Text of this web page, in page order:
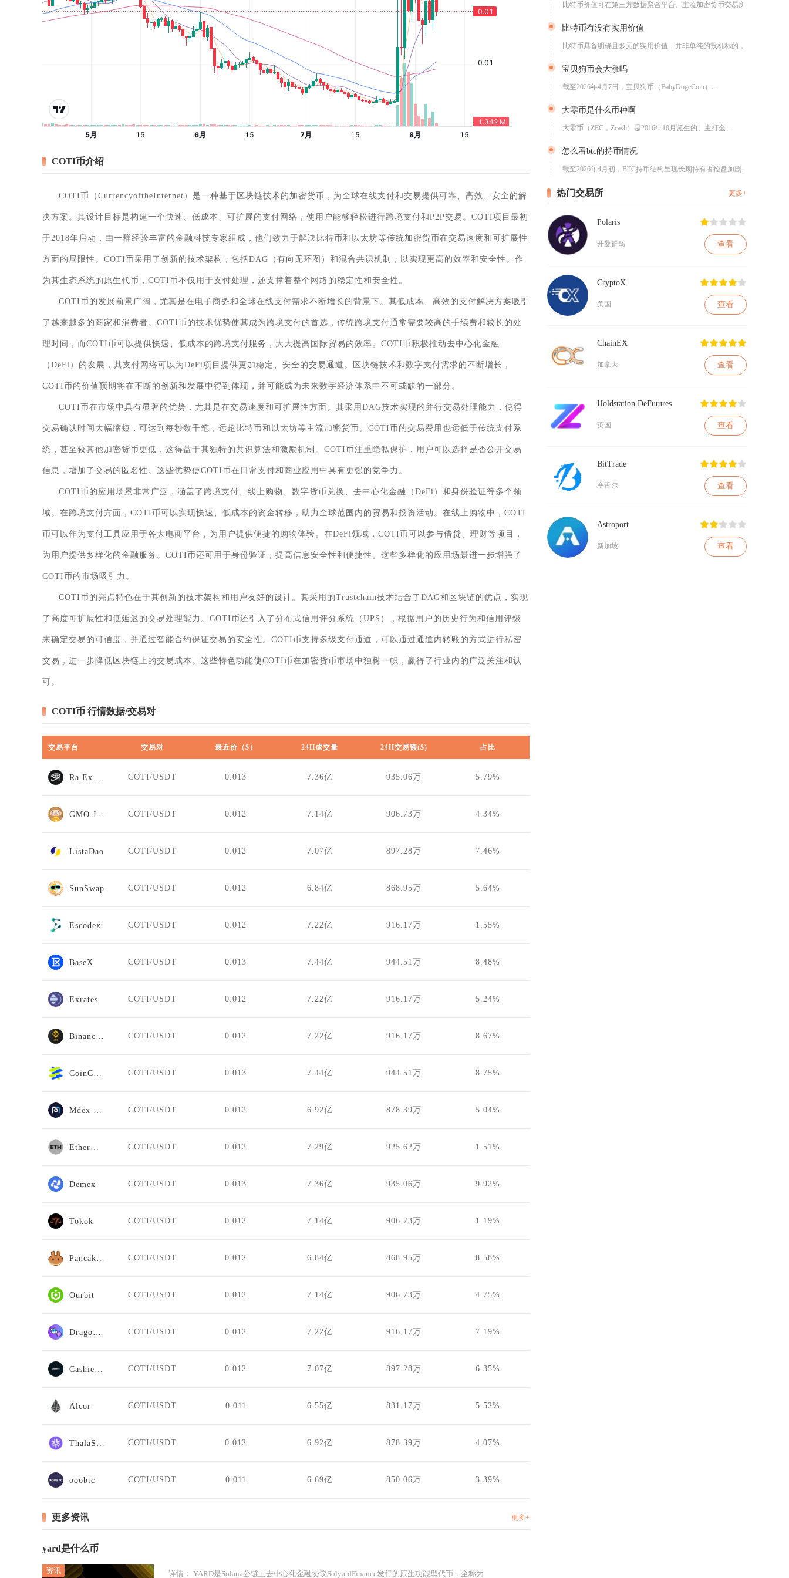
COTI币介绍
COTI币（CurrencyoftheInternet）是一种基于区块链技术的加密货币，为全球在线支付和交易提供可靠、高效、安全的解
决方案。其设计目标是构建一个快速、低成本、可扩展的支付网络，使用户能够轻松进行跨境支付和P2P交易。COTI项目最初
于2018年启动，由一群经验丰富的金融科技专家组成，他们致力于解决比特币和以太坊等传统加密货币在交易速度和可扩展性
方面的局限性。COTI币采用了创新的技术架构，包括DAG（有向无环图）和混合共识机制，以实现更高的效率和安全性。作
为其生态系统的原生代币，COTI币不仅用于支付处理，还支撑着整个网络的稳定性和安全性。
COTI币的发展前景广阔，尤其是在电子商务和全球在线支付需求不断增长的背景下。其低成本、高效的支付解决方案吸引
了越来越多的商家和消费者。COTI币的技术优势使其成为跨境支付的首选，传统跨境支付通常需要较高的手续费和较长的处
理时间，而COTI币可以提供快速、低成本的跨境支付服务，大大提高国际贸易的效率。COTI币积极推动去中心化金融
（DeFi）的发展，其支付网络可以为DeFi项目提供更加稳定、安全的交易通道。区块链技术和数字支付需求的不断增长，
COTI币的价值预期将在不断的创新和发展中得到体现，并可能成为未来数字经济体系中不可或缺的一部分。
COTI币在市场中具有显著的优势，尤其是在交易速度和可扩展性方面。其采用DAG技术实现的并行交易处理能力，使得
交易确认时间大幅缩短，可达到每秒数千笔，远超比特币和以太坊等主流加密货币。COTI币的交易费用也远低于传统支付系
统，甚至较其他加密货币更低，这得益于其独特的共识算法和激励机制。COTI币注重隐私保护，用户可以选择是否公开交易
信息，增加了交易的匿名性。这些优势使COTI币在日常支付和商业应用中具有更强的竞争力。
COTI币的应用场景非常广泛，涵盖了跨境支付、线上购物、数字货币兑换、去中心化金融（DeFi）和身份验证等多个领
域。在跨境支付方面，COTI币可以实现快速、低成本的资金转移，助力全球范围内的贸易和投资活动。在线上购物中，COTI
币可以作为支付工具应用于各大电商平台，为用户提供便捷的购物体验。在DeFi领域，COTI币可以参与借贷、理财等项目，
为用户提供多样化的金融服务。COTI币还可用于身份验证，提高信息安全性和便捷性。这些多样化的应用场景进一步增强了
COTI币的市场吸引力。
COTI币的亮点特色在于其创新的技术架构和用户友好的设计。其采用的Trustchain技术结合了DAG和区块链的优点，实现
了高度可扩展性和低延迟的交易处理能力。COTI币还引入了分布式信用评分系统（UPS），根据用户的历史行为和信用评级
来确定交易的可信度，并通过智能合约保证交易的安全性。COTI币支持多级支付通道，可以通过通道内转账的方式进行私密
交易，进一步降低区块链上的交易成本。这些特色功能使COTI币在加密货币市场中独树一帜，赢得了行业内的广泛关注和认
可。
COTI币 行情数据/交易对
交易平台 交易对 最近价（$） 24H成交量 24H交易额($) 占比
COTI/USDT 0.013 7.36亿 935.06万 5.79%
COTI/USDT 0.012 7.14亿 906.73万 4.34%
ListaDao COTI/USDT 0.012 7.07亿 897.28万 7.46%
SunSwap COTI/USDT 0.012 6.84亿 868.95万 5.64%
Escodex COTI/USDT 0.012 7.22亿 916.17万 1.55%
BaseX COTI/USDT 0.013 7.44亿 944.51万 8.48%
Exrates COTI/USDT 0.012 7.22亿 916.17万 5.24%
COTI/USDT 0.012 7.22亿 916.17万 8.67%
COTI/USDT 0.013 7.44亿 944.51万 8.75%
COTI/USDT 0.012 6.92亿 878.39万 5.04%
COTI/USDT 0.012 7.29亿 925.62万 1.51%
Demex COTI/USDT 0.013 7.36亿 935.06万 9.92%
Tokok COTI/USDT 0.012 7.14亿 906.73万 1.19%
COTI/USDT 0.012 6.84亿 868.95万 8.58%
Ourbit COTI/USDT 0.012 7.14亿 906.73万 4.75%
COTI/USDT 0.012 7.22亿 916.17万 7.19%
COTI/USDT 0.012 7.07亿 897.28万 6.35%
Alcor COTI/USDT 0.011 6.55亿 831.17万 5.52%
COTI/USDT 0.012 6.92亿 878.39万 4.07%
ooobtc COTI/USDT 0.011 6.69亿 850.06万 3.39%
更多资讯 更多+
yard是什么币
详情：
比特币价值可在第三方数据聚合平台、主流加密货币交易所、专业行...
比特币有没有实用价值
比特币具备明确且多元的实用价值，并非单纯的投机标的，其价值扎...
宝贝狗币会大涨吗
截至2026年4月7日，宝贝狗币（BabyDogeCoin）...
大零币是什么币种啊
大零币（ZEC，Zcash）是2016年10月诞生的、主打金...
怎么看btc的持币情况
截至2026年4月初，BTC持币结构呈现长期持有者控盘加剧、...
热门交易所 更多+
Polaris
开曼群岛 查看
CryptoX
美国 查看
ChainEX
加拿大 查看
Holdstation DeFutures
英国 查看
BitTrade
塞舌尔 查看
Astroport
新加坡 查看